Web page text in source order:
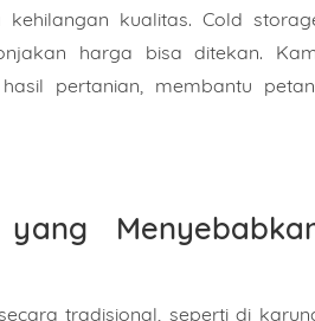
kualitas. Cold
harga bisa ditekan.
pertanian, membantu
tradisional, seperti di